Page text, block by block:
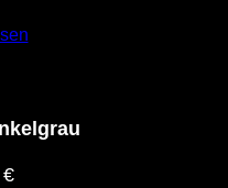
*markiert
€